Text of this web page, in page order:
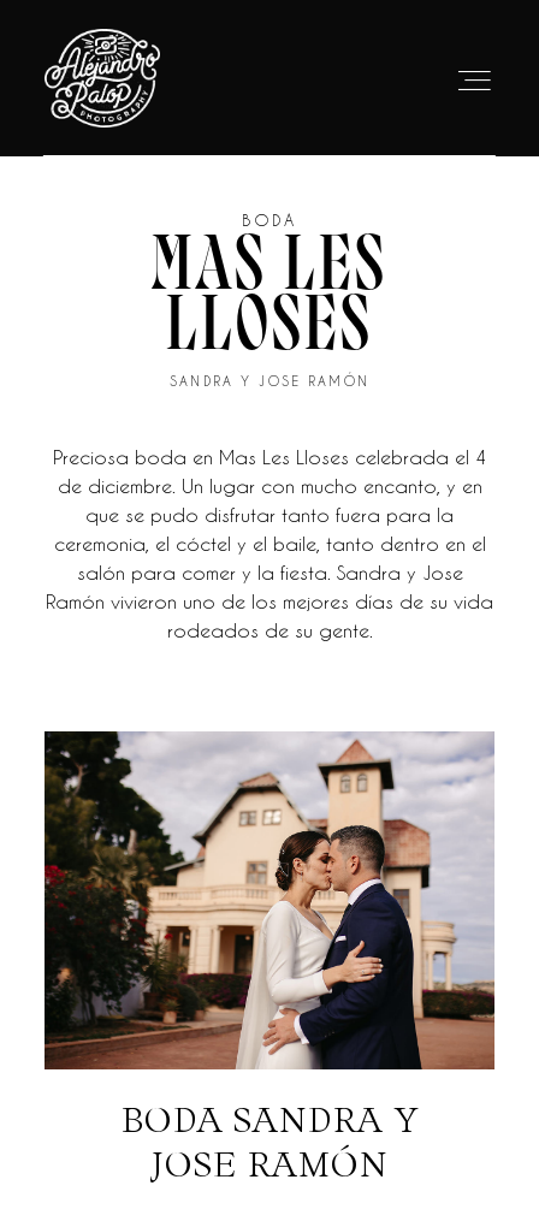
SOBRE MI
BLOG
BODA
MAS LES
LLOSES
SANDRA Y JOSE RAMÓN
Preciosa boda en Mas Les Lloses celebrada el 4
de diciembre. Un lugar con mucho encanto, y en
que se pudo disfrutar tanto fuera para la
ceremonia, el cóctel y el baile, tanto dentro en el
salón para comer y la fiesta. Sandra y Jose
Ramón vivieron uno de los mejores días de su vida
rodeados de su gente.
BODA SANDRA Y
JOSE RAMÓN